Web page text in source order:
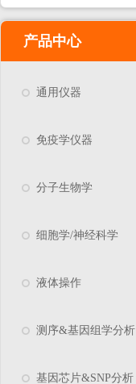
产品中心
通用仪器
免疫学仪器
分子生物学
细胞学/神经科学
液体操作
测序&基因组学分析
基因芯片&SNP分析